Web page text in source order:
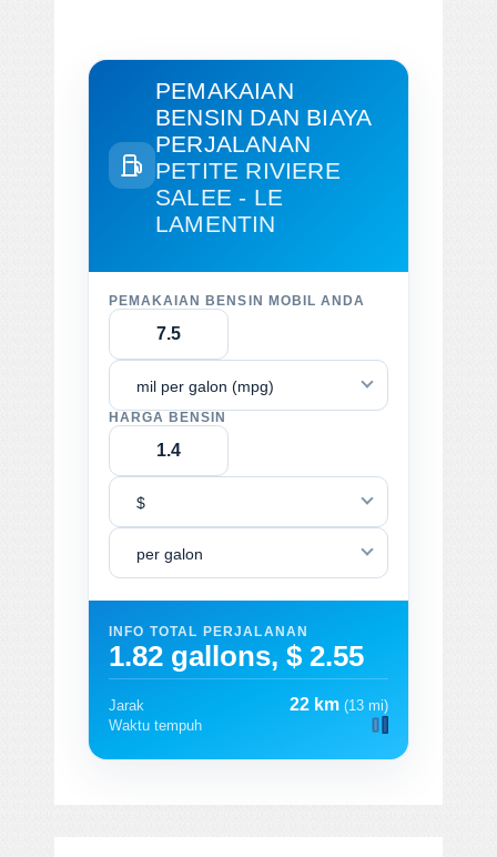
PEMAKAIAN
BENSIN DAN BIAYA
PERJALANAN
PETITE RIVIERE
SALEE - LE
LAMENTIN
PEMAKAIAN BENSIN MOBIL ANDA
mil per galon (mpg)
HARGA BENSIN
$
per galon
INFO TOTAL PERJALANAN
1.82 gallons, $ 2.55
Jarak 22 km (13 mi)
Waktu tempuh